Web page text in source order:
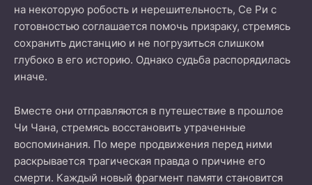
на некоторую робость и нерешительность, Се Ри с
готовностью соглашается помочь призраку, стремясь
сохранить дистанцию и не погрузиться слишком
глубоко в его историю. Однако судьба распорядилась
иначе.
Вместе они отправляются в путешествие в прошлое
Чи Чана, стремясь восстановить утраченные
воспоминания. По мере продвижения перед ними
раскрывается трагическая правда о причине его
смерти. Каждый новый фрагмент памяти становится